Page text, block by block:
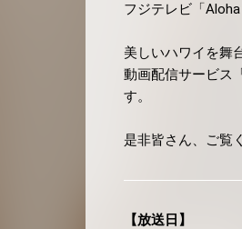
フジテレビ「
美しいハワイを舞
動画配信サービス
す。
是非皆さん、ご覧
【放送日】